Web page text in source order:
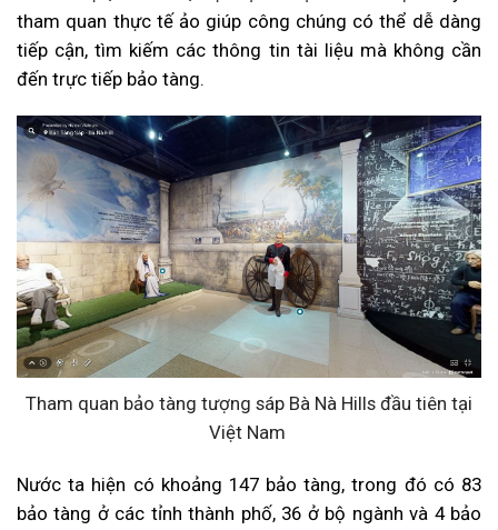
tham quan thực tế ảo giúp công chúng có thể dễ dàng
tiếp cận, tìm kiếm các thông tin tài liệu mà không cần
đến trực tiếp bảo tàng.
Tham quan bảo tàng tượng sáp Bà Nà Hills đầu tiên tại
Việt Nam
Nước ta hiện có khoảng 147 bảo tàng, trong đó có 83
bảo tàng ở các tỉnh thành phố, 36 ở bộ ngành và 4 bảo